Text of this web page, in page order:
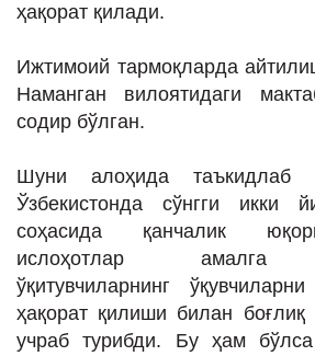
ҳақорат қилади.
Ижтимоий тармоқларда
Наманган вилоятидаги
содир бўлган.
Шуни алоҳида таъкидлаб
Ўзбекистонда сўнгги икки
соҳасида қанчалик
ислоҳотлар амалга
ўқитувчиларнинг
ҳақорат қилиши билан боғлиқ
учраб турибди. Бу ҳам